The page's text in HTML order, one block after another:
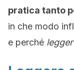
pratica tanto
in che modo
e perché